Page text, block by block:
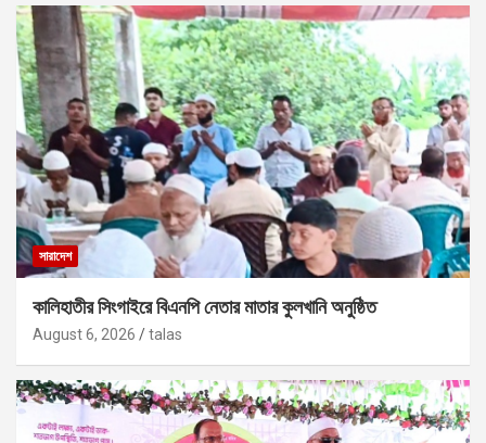
সারাদেশ
কালিহাতীর সিংগাইরে বিএনপি নেতার মাতার কুলখানি অনুষ্ঠিত
August 6, 2026 talas